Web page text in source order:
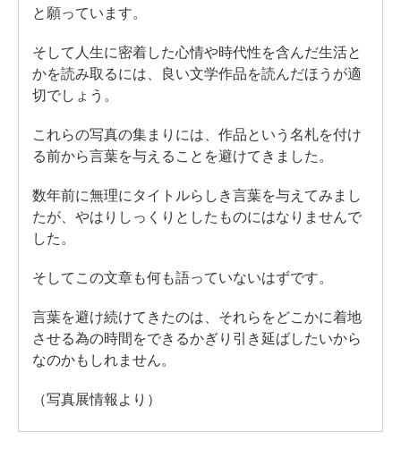
と願っています。
そして人生に密着した心情や時代性を含んだ生活と
かを読み取るには、良い文学作品を読んだほうが適
切でしょう。
これらの写真の集まりには、作品という名札を付け
る前から言葉を与えることを避けてきました。
数年前に無理にタイトルらしき言葉を与えてみまし
たが、やはりしっくりとしたものにはなりませんで
した。
そしてこの文章も何も語っていないはずです。
言葉を避け続けてきたのは、それらをどこかに着地
させる為の時間をできるかぎり引き延ばしたいから
なのかもしれません。
（写真展情報より）